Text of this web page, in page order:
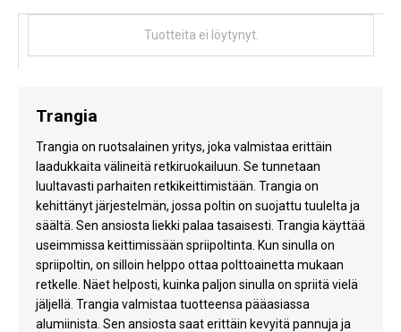
Tuotteita ei löytynyt.
Trangia
Trangia on ruotsalainen yritys, joka valmistaa erittäin
laadukkaita välineitä retkiruokailuun. Se tunnetaan
luultavasti parhaiten retkikeittimistään. Trangia on
kehittänyt järjestelmän, jossa poltin on suojattu tuulelta ja
säältä. Sen ansiosta liekki palaa tasaisesti. Trangia käyttää
useimmissa keittimissään spriipoltinta. Kun sinulla on
spriipoltin, on silloin helppo ottaa polttoainetta mukaan
retkelle. Näet helposti, kuinka paljon sinulla on spriitä vielä
jäljellä. Trangia valmistaa tuotteensa pääasiassa
alumiinista. Sen ansiosta saat erittäin kevyitä pannuja ja